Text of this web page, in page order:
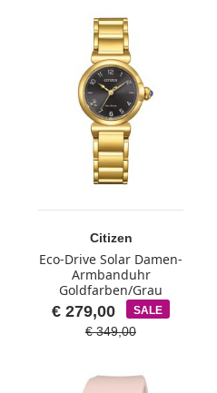
Citizen
Eco-Drive Solar Damen-
Armbanduhr
Goldfarben/Grau
€ 279,00 SALE
€ 349,00